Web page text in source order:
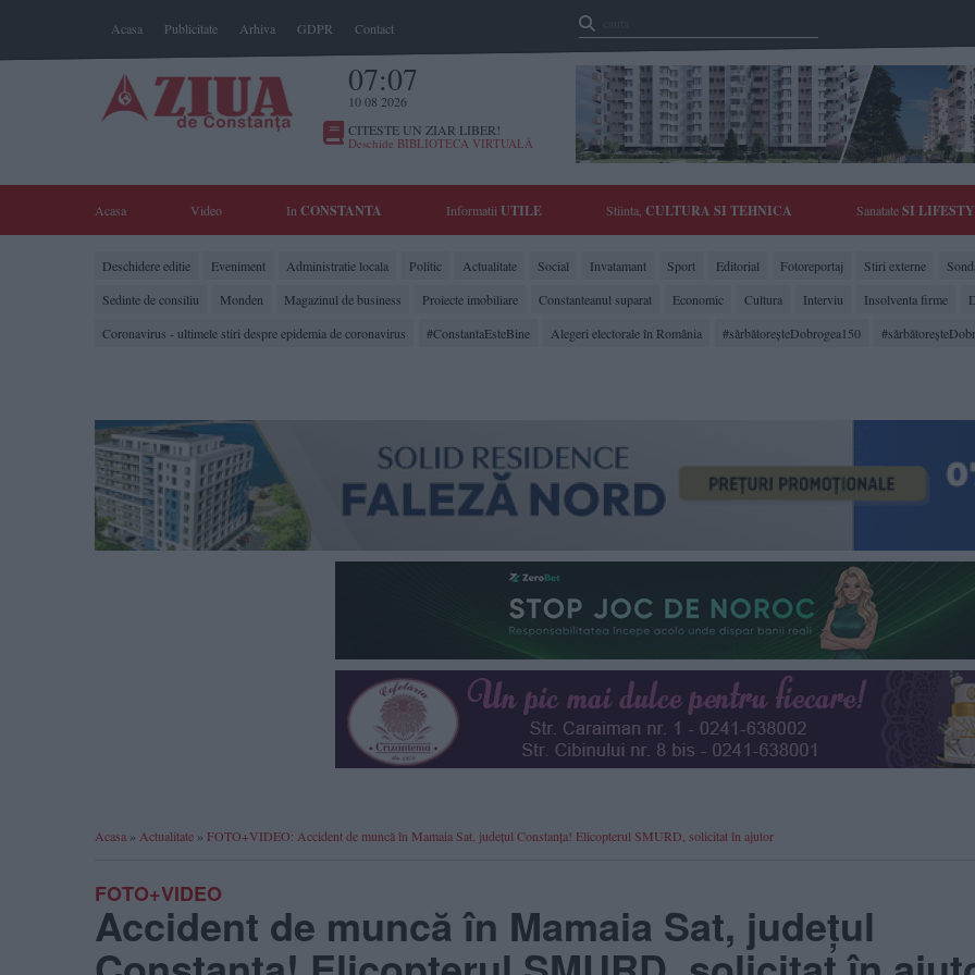
Acasa Publicitate Arhiva GDPR Contact
07:07
10 08 2026
CITESTE UN ZIAR LIBER!
Deschide BIBLIOTECA VIRTUALĂ
Acasa Video In CONSTANTA Informatii UTILE Stiinta, CULTURA SI TEHNICA SanatateSI
Deschidere editie Eveniment Administratie locala Politic Actualitate Social Invatamant Sport Editorial Fotoreportaj Stiri externe
Sedinte de consiliu
Monden Magazinul de business Proiecte imobiliare Constanteanul suparat Economic Cultura Interviu Insolventa firme
Coronavirus - ultimele stiri despre epidemia de coronavirus
#ConstantaEsteBine Alegeri electorale în România #sărbătoreşteDobrogea150
Acasa » Actualitate » FOTO+VIDEO: Accident de muncă în Mamaia Sat, județul Constanța! Elicopterul SMURD, solicitat în ajutor
FOTO+VIDEO
Accident de muncă în Mamaia Sat, județul